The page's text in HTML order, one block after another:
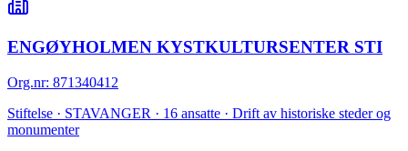
ENGØYHOLMEN KYSTKULTURSENTER STI
Org.nr: 871340412
Stiftelse · STAVANGER · 16 ansatte · Drift av historiske steder og
monumenter